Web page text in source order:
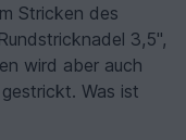
aus der
Stricken des
3,5",
wird aber auch
Was ist